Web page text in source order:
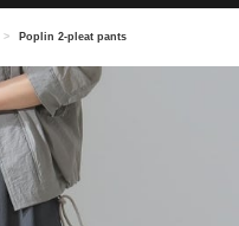
> Poplin 2-pleat pants